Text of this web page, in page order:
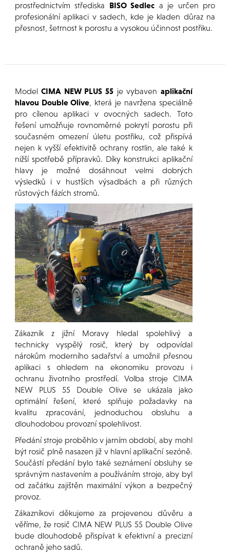
prostřednictvím střediska BISO Sedlec a je určen pro
profesionální aplikaci v sadech, kde je kladen důraz na
přesnost, šetrnost k porostu a vysokou účinnost postřiku.
ModelCIMA NEW PLUS 55 je vybaven aplikační
hlavou Double Olive , která je navržena speciálně
pro cílenou aplikaci v ovocných sadech. Toto
řešení umožňuje rovnoměrné pokrytí porostu při
současném omezení úletu postřiku, což přispívá
nejen k vyšší efektivitě ochrany rostlin, ale také k
nižší spotřebě přípravků. Díky konstrukci aplikační
hlavy je možné dosáhnout velmi dobrých
výsledků i v hustších výsadbách a při různých
růstových fázích stromů.
Zákazník z jižní Moravy hledal spolehlivý a
technicky vyspělý rosič, který by odpovídal
nárokům moderního sadařství a umožnil přesnou
aplikaci s ohledem na ekonomiku provozu i
ochranu životního prostředí. Volba stroje CIMA
NEW PLUS 55 Double Olive se ukázala jako
optimální řešení, které splňuje požadavky na
kvalitu zpracování, jednoduchou obsluhu a
dlouhodobou provozní spolehlivost.
Předání stroje proběhlo v jarním období, aby mohl
být rosič plně nasazen již v hlavní aplikační sezóně.
Součástí předání bylo také seznámení obsluhy se
správným nastavením a používáním stroje, aby byl
od začátku zajištěn maximální výkon a bezpečný
provoz.
Zákazníkovi děkujeme za projevenou důvěru a
věříme, že rosič CIMA NEW PLUS 55 Double Olive
bude dlouhodobě přispívat k efektivní a precizní
ochraně jeho sadů.